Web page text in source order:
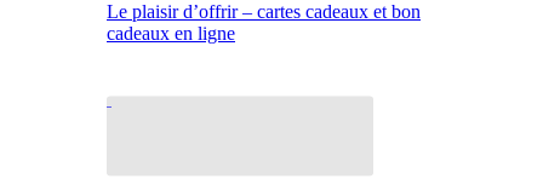
Le plaisir d’offrir – cartes cadeaux et bon
cadeaux en ligne